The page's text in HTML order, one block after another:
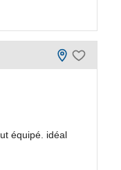
équipé. idéal